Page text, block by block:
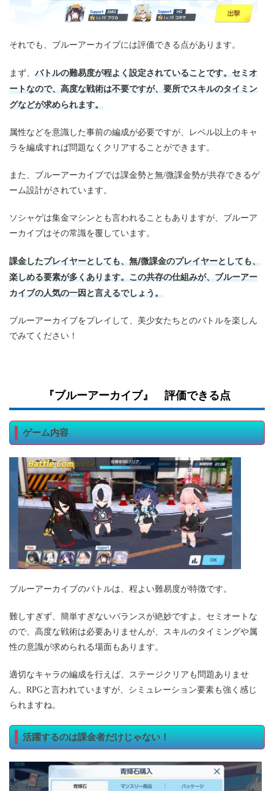
それでも、ブルーアーカイブには評価できる点があります。
まず、 バトルの難易度が程よく設定されていることです。セミオ
ートなので、高度な戦術は不要ですが、要所でスキルのタイミン
グなどが求められます。
属性などを意識した事前の編成が必要ですが、レベル以上のキャ
ラを編成すれば問題なくクリアすることができます。
また、ブルーアーカイブでは課金勢と無/微課金勢が共存できるゲ
ーム設計がされています。
ソシャゲは集金マシンとも言われることもありますが、ブルーア
ーカイブはその常識を覆しています。
課金したプレイヤーとしても、無/微課金のプレイヤーとしても、
楽しめる要素が多くあります。この共存の仕組みが、ブルーアー
カイブの人気の一因と言えるでしょう。
ブルーアーカイブをプレイして、美少女たちとのバトルを楽しん
でみてください！
『ブルーアーカイブ』 評価できる点
ゲーム内容
ブルーアーカイブのバトルは、程よい難易度が特徴です。
難しすぎず、簡単すぎないバランスが絶妙ですよ。セミオートな
ので、高度な戦術は必要ありませんが、スキルのタイミングや属
性の意識が求められる場面もあります。
適切なキャラの編成を行えば、ステージクリアも問題ありませ
ん。RPGと言われていますが、シミュレーション要素も強く感じ
られますね。
活躍するのは課金者だけじゃない！